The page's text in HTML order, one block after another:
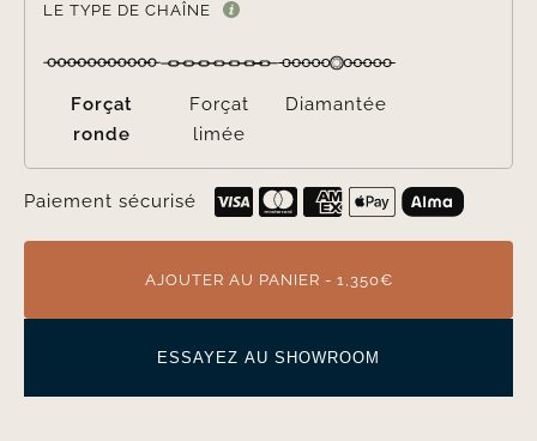
LE TYPE DE CHAÎNE
Forçat
ronde
Forçat
limée
Diamantée
Paiement sécurisé
AJOUTER AU PANIER - 1,350€
ESSAYEZ AU SHOWROOM